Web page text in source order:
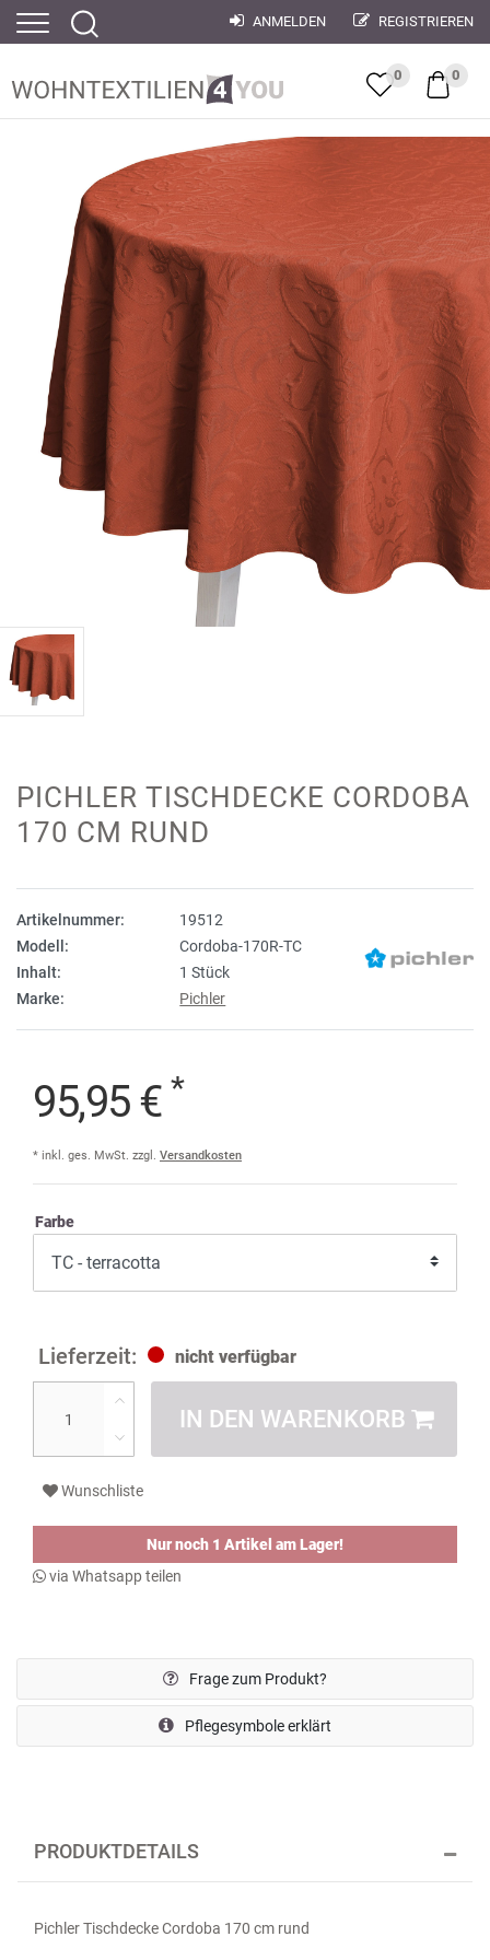
ANMELDEN REGISTRIEREN
0 0
PICHLER TISCHDECKE CORDOBA
170 CM RUND
Artikelnummer:
19512
Modell:
Cordoba-170R-TC
Inhalt:
1 Stück
Marke:
Pichler
95,95 € *
* inkl. ges. MwSt. zzgl. Versandkosten
Farbe
nicht verfügbar
IN DEN WARENKORB
Wunschliste
Nur noch 1 Artikel am Lager!
via Whatsapp teilen
Frage zum Produkt?
Pflegesymbole erklärt
PRODUKTDETAILS
Pichler Tischdecke Cordoba 170 cm rund